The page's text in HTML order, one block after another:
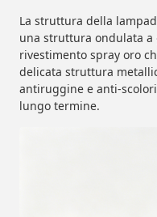
La struttura della
una struttura ondulata
rivestimento spray oro
delicata struttura
antiruggine e anti-
lungo termine.